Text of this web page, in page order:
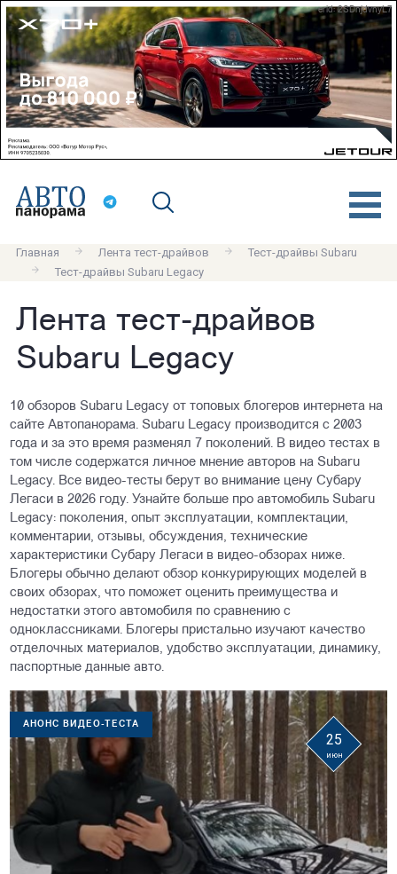
erid: 2SDnjdvnyL7
Главная Лента тест-драйвов
Тест-драйвы Subaru
Тест-драйвы Subaru Legacy
Лента тест-драйвов
Subaru Legacy
10 обзоров Subaru Legacy от топовых блогеров интернета на
сайте Автопанорама. Subaru Legacy производится с 2003
года и за это время разменял 7 поколений. В видео тестах в
том числе содержатся личное мнение авторов на Subaru
Legacy. Все видео-тесты берут во внимание цену Субару
Легаси в 2026 году. Узнайте больше про автомобиль Subaru
Legacy: поколения, опыт эксплуатации, комплектации,
комментарии, отзывы, обсуждения, технические
характеристики Субару Легаси в видео-обзорах ниже.
Блогеры обычно делают обзор конкурирующих моделей в
своих обзорах, что поможет оценить преимущества и
недостатки этого автомобиля по сравнению с
одноклассниками. Блогеры пристально изучают качество
отделочных материалов, удобство эксплуатации, динамику,
паспортные данные авто.
АНОНС ВИДЕО-ТЕСТА
25
июн